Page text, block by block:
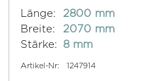
Länge:
2800 mm
Breite:
2070 mm
Stärke:
8 mm
Artikel-Nr: 1247914